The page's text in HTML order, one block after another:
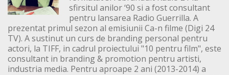
sfirsitul anilor ‘90 si a fost consultant
pentru lansarea Radio Guerrilla. A
prezentat primul sezon al emisiunii Ca-n filme (Digi 24
TV). A sustinut un curs de branding personal pentru
actori, la TIFF, in cadrul proiectului "10 pentru film", este
consultant in branding & promotion pentru artisti,
industria media. Pentru aproape 2 ani (2013-2014) a